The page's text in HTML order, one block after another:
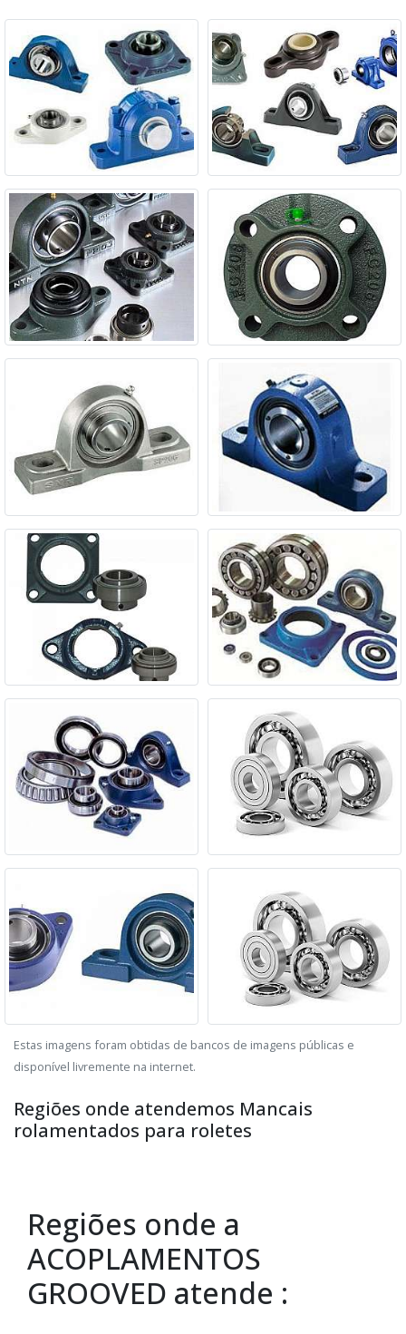
Estas imagens foram obtidas de bancos de imagens públicas e
disponível livremente na internet.
Regiões onde atendemos Mancais
rolamentados para roletes
Regiões onde a
ACOPLAMENTOS
GROOVED atende :